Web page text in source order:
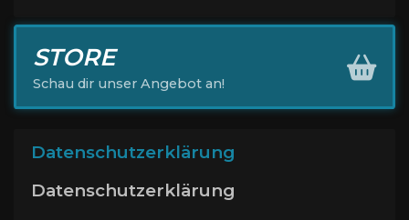
STORE
Schau dir unser Angebot an!
Datenschutzerklärung
Datenschutzerklärung